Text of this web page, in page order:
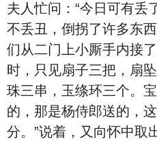
夫人忙问：“今日可有丢
不丢丑，倒拐了许多东
们从二门上小厮手内接
时，只见扇子三把，扇
珠三串，玉绦环三个。
的，那是杨侍郎送的，
分。”说着，又向怀中取